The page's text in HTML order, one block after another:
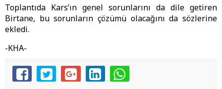
Toplantıda Kars’ın genel sorunlarını da dile getiren
Birtane, bu sorunların çözümü olacağını da sözlerine
ekledi.
-KHA-